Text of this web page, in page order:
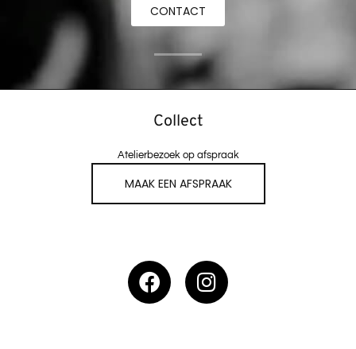
CONTACT
Collect
Atelierbezoek op afspraak
MAAK EEN AFSPRAAK